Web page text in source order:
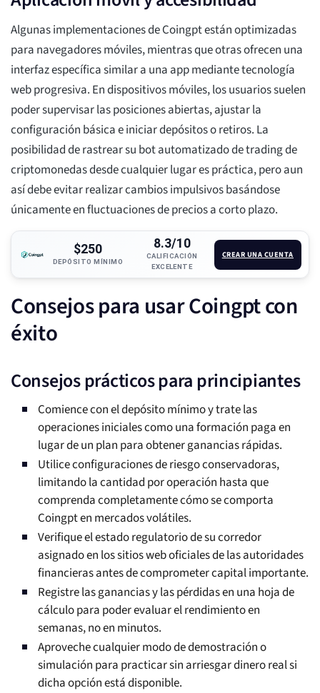
Algunas implementaciones de Coingpt están optimizadas
para navegadores móviles, mientras que otras ofrecen una
interfaz específica similar a una app mediante tecnología
web progresiva. En dispositivos móviles, los usuarios suelen
poder supervisar las posiciones abiertas, ajustar la
configuración básica e iniciar depósitos o retiros. La
posibilidad de rastrear su bot automatizado de trading de
criptomonedas desde cualquier lugar es práctica, pero aun
así debe evitar realizar cambios impulsivos basándose
únicamente en fluctuaciones de precios a corto plazo.
$250
DEPÓSITO MÍNIMO
8.3/10
CALIFICACIÓN
EXCELENTE
CREAR UNA CUENTA
Consejos para usar Coingpt con
éxito
Consejos prácticos para principiantes
Comience con el depósito mínimo y trate las
operaciones iniciales como una formación paga en
lugar de un plan para obtener ganancias rápidas.
Utilice configuraciones de riesgo conservadoras,
limitando la cantidad por operación hasta que
comprenda completamente cómo se comporta
Coingpt en mercados volátiles.
Verifique el estado regulatorio de su corredor
asignado en los sitios web oficiales de las autoridades
financieras antes de comprometer capital importante.
Registre las ganancias y las pérdidas en una hoja de
cálculo para poder evaluar el rendimiento en
semanas, no en minutos.
Aproveche cualquier modo de demostración o
simulación para practicar sin arriesgar dinero real si
dicha opción está disponible.